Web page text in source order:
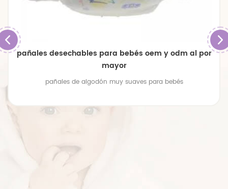
pañales de bebé transpirables de gran tamaño
premium
pañales de bebé transpirables de gran tamaño premium